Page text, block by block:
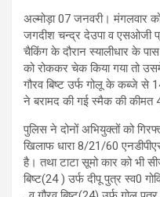
अल्मोड़ा 07 जनवरी। मंगलवार को
जगदीश चन्द्र देउपा व एसओजी
चैकिंग के दौरान स्यालीधार के
को रोककर चेक किया गया तो
गौरव बिष्ट उर्फ गोलू के कब्जे से
ने बरामद की गई स्मैक की
पुलिस ने दोनों अभियुक्तों को
खिलाफ धारा 8/21/60
है। तथा टाटा सूमो कार को भी
बिष्ट(24 ) उर्फ दीपू पुत्र स्व0